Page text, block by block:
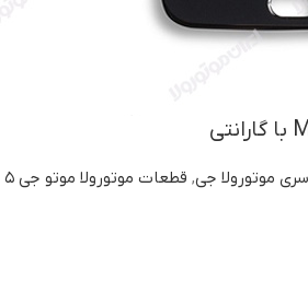
موتورولا جی, قطعات موتورولا موتو جی ۵ اس پلاس